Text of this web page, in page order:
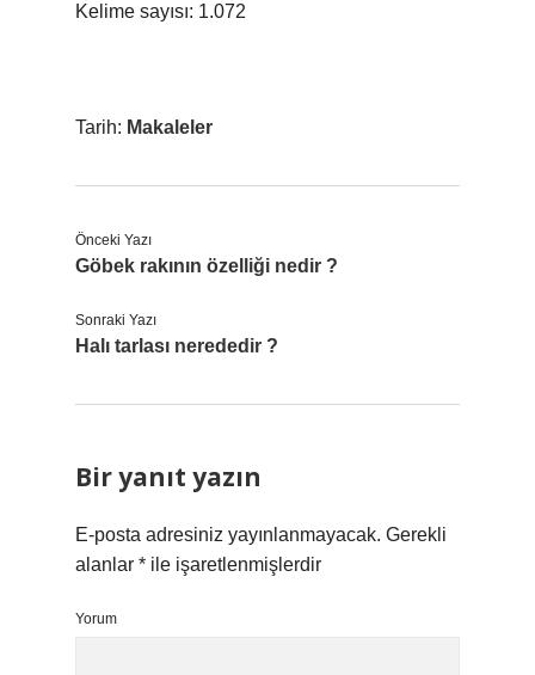
Kelime sayısı: 1.072
Tarih: Makaleler
Önceki Yazı
Göbek rakının özelliği nedir ?
Sonraki Yazı
Halı tarlası nerededir ?
Bir yanıt yazın
E-posta adresiniz yayınlanmayacak. Gerekli
alanlar * ile işaretlenmişlerdir
Yorum